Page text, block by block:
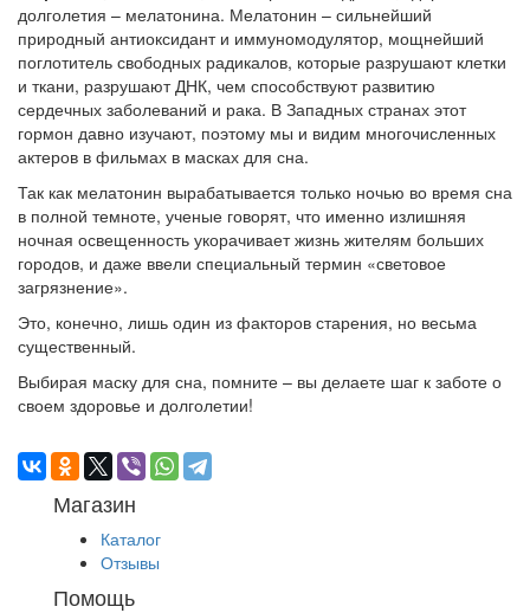
долголетия – мелатонина. Мелатонин – сильнейший
природный антиоксидант и иммуномодулятор, мощнейший
поглотитель свободных радикалов, которые разрушают клетки
и ткани, разрушают ДНК, чем способствуют развитию
сердечных заболеваний и рака. В Западных странах этот
гормон давно изучают, поэтому мы и видим многочисленных
актеров в фильмах в масках для сна.
Так как мелатонин вырабатывается только ночью во время сна
в полной темноте, ученые говорят, что именно излишняя
ночная освещенность укорачивает жизнь жителям больших
городов, и даже ввели специальный термин «световое
загрязнение».
Это, конечно, лишь один из факторов старения, но весьма
существенный.
Выбирая маску для сна, помните – вы делаете шаг к заботе о
своем здоровье и долголетии!
Магазин
Каталог
Отзывы
Помощь